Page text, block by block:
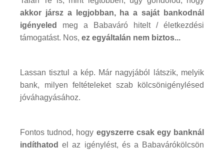
akkor jársz a legjobban, ha a saját bankodnál
igényeled
meg a Babaváró hitelt / életkezdési
támogatást. Nos, ez egyáltalán nem biztos...
Lassan tisztul a kép. Már nagyjából látszik, melyik
bank, milyen feltételeket szab kölcsönigénylésed
jóváhagyásához.
Fontos tudnod, hogy egyszerre csak egy banknál
indíthatod el az igénylést, és a Babavárókölcsön